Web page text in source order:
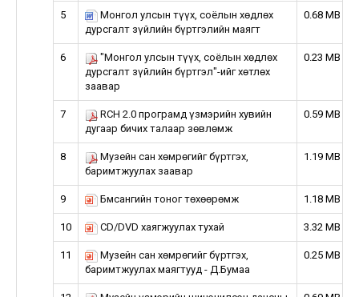
5
Монгол улсын түүх, соёлын хөдлөх
дурсгалт зүйлийн бүртгэлийн маягт
0.68 MB
6
"Монгол улсын түүх, соёлын хөдлөх
дурсгалт зүйлийн бүртгэл"-ийг хөтлөх
заавар
0.23 MB
7
RCH 2.0 програмд үзмэрийн хувийн
дугаар бичих талаар зөвлөмж
0.59 MB
8
Музейн сан хөмрөгийг бүртгэх,
баримтжуулах заавар
1.19 MB
9 Бмсангийн тоног төхөөрөмж 1.18 MB
10 CD/DVD хаягжуулах тухай 3.32 MB
11
Музейн сан хөмрөгийг бүртгэх,
баримтжуулах маягтууд - Д.Бумаа
0.25 MB